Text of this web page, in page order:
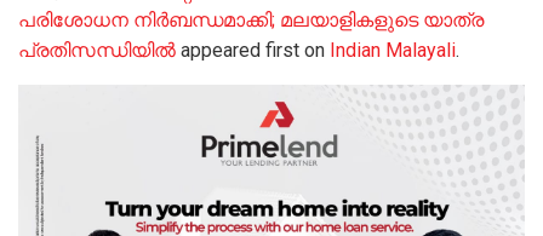
പരിശോധന നിര്‍ബന്ധമാക്കി; മലയാളികളുടെ യാത്ര
പ്രതിസന്ധിയില്‍ appeared first on Indian Malayali.